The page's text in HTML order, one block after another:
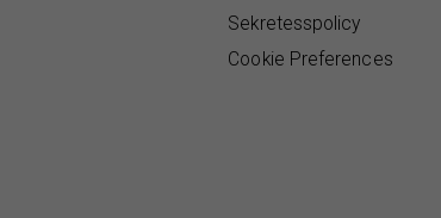
Sekretesspolicy
Cookie Preferences